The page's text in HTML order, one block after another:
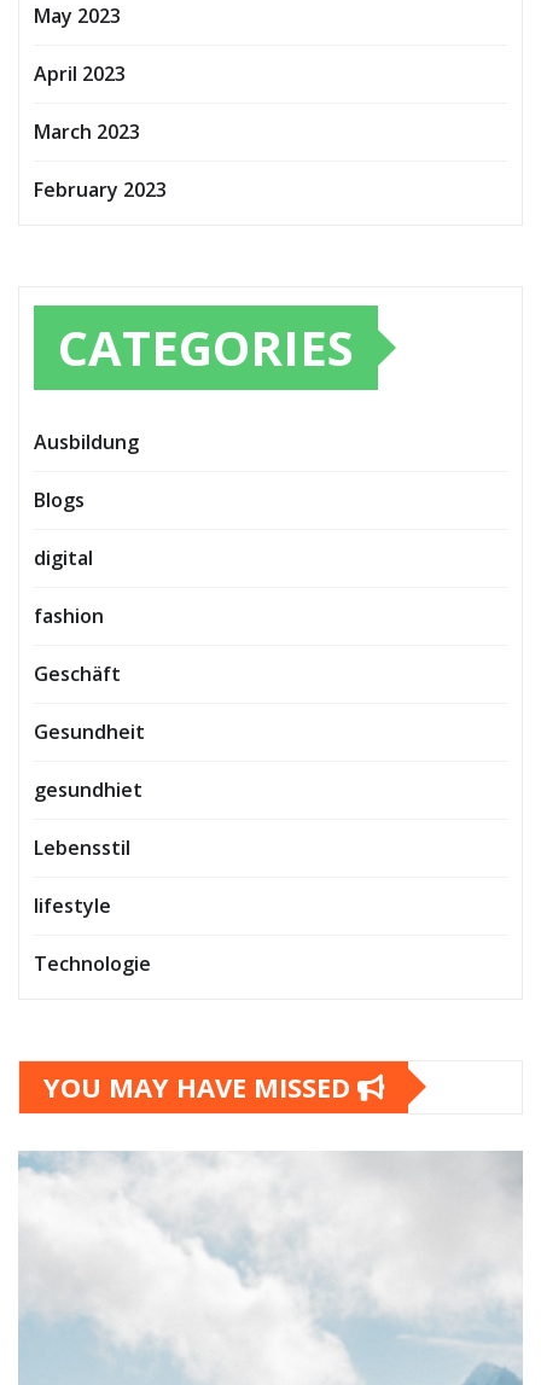
May 2023
April 2023
March 2023
February 2023
CATEGORIES
Ausbildung
Blogs
digital
fashion
Geschäft
Gesundheit
gesundhiet
Lebensstil
lifestyle
Technologie
YOU MAY HAVE MISSED